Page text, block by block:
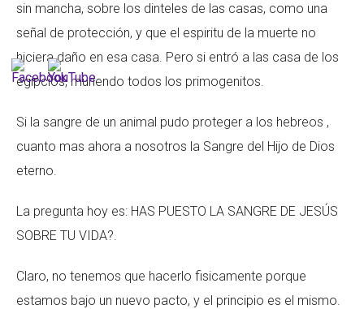
sin mancha, sobre los dinteles de las casas, como una
señal de protección, y que el espiritu de la muerte no
hiciera daño en esa casa. Pero si entró a las casa de los
egipcios, muriendo todos los primogenitos.
Si la sangre de un animal pudo proteger a los hebreos ,
cuanto mas ahora a nosotros la Sangre del Hijo de Dios
eterno.
La pregunta hoy es: HAS PUESTO LA SANGRE DE JESÚS
SOBRE TU VIDA?.
Claro, no tenemos que hacerlo fisicamente porque
estamos bajo un nuevo pacto, y el principio es el mismo.